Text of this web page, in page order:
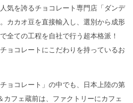
気を誇るチョコレート専門店「ダンデ
カカオ豆を直接輸入し、選別から成形
全ての工程を自社で行う超本格派！
ョコレートにこだわりを持っているお
ョコレート」の中でも、日本上陸の第
カフェ蔵前は、ファクトリーにカフェ